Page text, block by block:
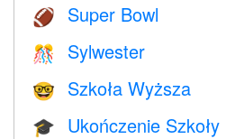
🏈 Super Bowl
🎊 Sylwester
🤓 Szkoła Wyższa
🎓 Ukończenie Szkoły